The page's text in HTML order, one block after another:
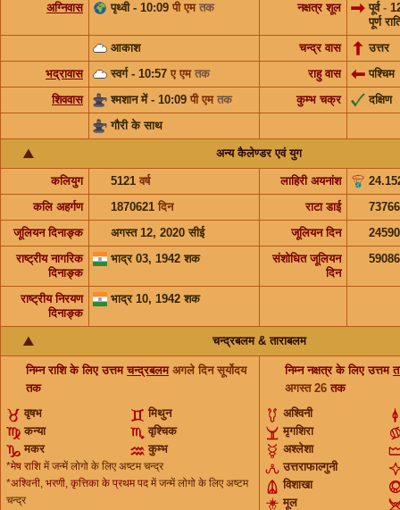
अग्निवास
पृथ्वी - 10:09 पी एम तक नक्षत्र शूल पूर्व -
पूर्ण
आकाश
चन्द्र वास
उत्तर
भद्रावास
स्वर्ग - 10:57 ए एम तक राहु वास
पश्चिम
शिववास
श्मशान में - 10:09 पी एम तक कुम्भ चक्र
दक्षिण
गौरी के साथ
अन्य कैलेण्डर एवं युग
कलियुग 5121 वर्ष लाहिरी अयनांश
कलि अहर्गण
1870621 दिन राटा डाई
जूलियन दिनाङ्क
अगस्त 12, 2020 सीई जूलियन दिन
राष्ट्रीय नागरिक
दिनाङ्क
भाद्र 03, 1942 शक
संशोधित जूलियन
दिन
राष्ट्रीय निरयण
दिनाङ्क
भाद्र 10, 1942 शक
चन्द्रबलम & ताराबलम
निम्न राशि के लिए उत्तम चन्द्रबलम अगले दिन सूर्योदय
तक
वृषभ
मिथुन
कन्या
वृश्चिक
मकर
कुम्भ
*मेष राशि में जन्में लोगो के लिए अष्टम चन्द्र
*अश्विनी, भरणी, कृत्तिका के प्रथम पद में जन्में लोगो के लिए अष्टम
चन्द्र
निम्न नक्षत्र के लिए उत्तम
अगस्त 26 तक
अश्विनी
मृगशिरा
अश्लेशा
उत्तराफाल्गुनी
विशाखा
मूल